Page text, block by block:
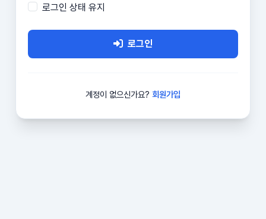
로그인 상태 유지
로그인
계정이 없으신가요? 회원가입